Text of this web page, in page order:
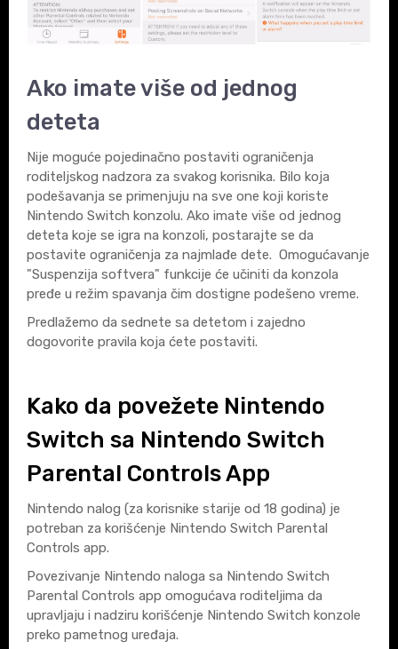
Ako imate više od jednog
deteta
Nije moguće pojedinačno postaviti ograničenja
roditeljskog nadzora za svakog korisnika. Bilo koja
podešavanja se primenjuju na sve one koji koriste
Nintendo Switch konzolu. Ako imate više od jednog
deteta koje se igra na konzoli, postarajte se da
postavite ograničenja za najmlađe dete. Omogućavanje
"Suspenzija softvera" funkcije će učiniti da konzola
pređe u režim spavanja čim dostigne podešeno vreme.
Predlažemo da sednete sa detetom i zajedno
dogovorite pravila koja ćete postaviti.
Kako da povežete Nintendo
Switch sa Nintendo Switch
Parental Controls App
Nintendo nalog (za korisnike starije od 18 godina) je
potreban za korišćenje Nintendo Switch Parental
Controls app.
Povezivanje Nintendo naloga sa Nintendo Switch
Parental Controls app omogućava roditeljima da
upravljaju i nadziru korišćenje Nintendo Switch konzole
preko pametnog uređaja.